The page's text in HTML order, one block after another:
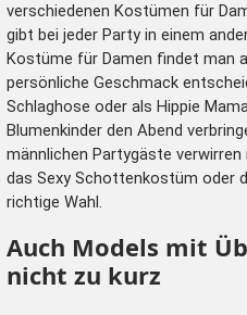
verschiedenen Kostümen für
gibt bei jeder Party in einem
Kostüme für Damen findet man
persönliche Geschmack
Schlaghose oder als Hippie
Blumenkinder den Abend
männlichen Partygäste
das Sexy Schottenkostüm oder
richtige Wahl.
Auch Models mit
nicht zu kurz